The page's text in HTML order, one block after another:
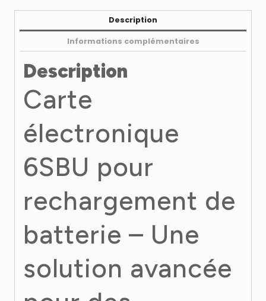
batterie
Description
Informations complémentaires
Description
Carte
électronique
6SBU pour
rechargement de
batterie – Une
solution avancée